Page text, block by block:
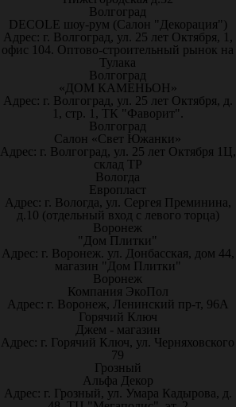
Волгоград
DECOLE шоу-рум (Салон "Декорация")
Адрес: г. Волгоград, ул. 25 лет Октября, 1,
офис 104. Оптово-строительный рынок на
Тулака
Волгоград
«ДОМ КАМЕНЬОН»
Адрес: г. Волгоград, ул. 25 лет Октября, д.
1, стр. 1, ТК "Фаворит".
Волгоград
Салон «Свет Южанки»
Адрес: г. Волгоград, ул. 25 лет Октября 1Ц,
склад ТР
Вологда
Европласт
Адрес: г. Вологда, ул. Сергея Преминина,
д.10 (отдельный вход с левого торца)
Воронеж
"Дом Плитки"
Адрес: г. Воронеж. ул. Донбасская, дом 44,
магазин "Дом Плитки"
Воронеж
Компания ЭкоПол
Адрес: г. Воронеж, Ленинский пр-т, 96А
Горячий Ключ
Джем - магазин
Адрес: г. Горячий Ключ, ул. Черняховского
79
Грозный
Альфа Декор
Адрес: г. Грозный, ул. Умара Кадырова, д.